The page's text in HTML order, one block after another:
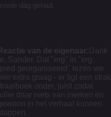
dag gehad.
Reactie van de eigenaar: Dank
Sander. Dat "erg" in "erg
georganiseerd" lezen we
hier extra graag - er ligt een strak
onder, juist zodat
daar niets van merken en
in het verhaal kunnen